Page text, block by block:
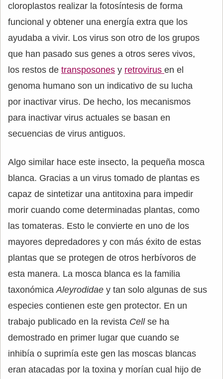
cloroplastos realizar la fotosíntesis de forma
funcional y obtener una energía extra que los
ayudaba a vivir. Los virus son otro de los grupos
que han pasado sus genes a otros seres vivos,
los restos de transposones y retrovirus en el
genoma humano son un indicativo de su lucha
por inactivar virus. De hecho, los mecanismos
para inactivar virus actuales se basan en
secuencias de virus antiguos.
Algo similar hace este insecto, la pequeña mosca
blanca. Gracias a un virus tomado de plantas es
capaz de sintetizar una antitoxina para impedir
morir cuando come determinadas plantas, como
las tomateras. Esto le convierte en uno de los
mayores depredadores y con más éxito de estas
plantas que se protegen de otros herbívoros de
esta manera. La mosca blanca es la familia
taxonómicaAleyrodidae y tan solo algunas de sus
especies contienen este gen protector. En un
trabajo publicado en la revista Cell se ha
demostrado en primer lugar que cuando se
inhibía o suprimía este gen las moscas blancas
eran atacadas por la toxina y morían cual hijo de